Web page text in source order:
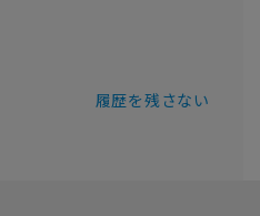
履歴を残さない